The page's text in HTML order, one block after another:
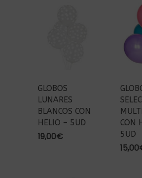
GLOBOS
LUNARES
BLANCOS CON
HELIO – 5UD
19,00€
CON
5UD
15,00